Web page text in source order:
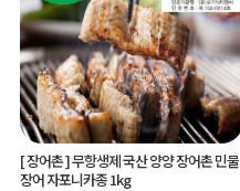
[ 장어촌 ]무항생제 국산 양양 장어촌 민물
장어 자포니카종 1kg